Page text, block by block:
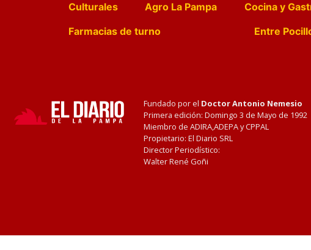
Culturales
Agro La Pampa Cocina y
Farmacias de turno
Entre
Fundado por el Doctor Antonio Nemesio
Primera edición: Domingo 3 de Mayo de 1992
Miembro de ADIRA,ADEPA y CPPAL
Propietario: El Diario SRL
Director Periodístico:
Walter René Goñi